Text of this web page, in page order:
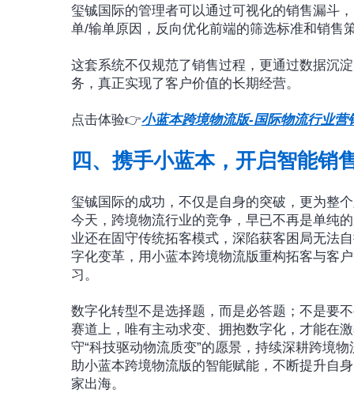
玺铖国际的管理者可以通过可视化的销售漏斗
单/输单原因，反向优化前端的筛选标准和销售
这套系统不仅规范了销售过程，更通过数据沉
务，真正实现了客户价值的长期经营。
点击体验👉小蓝本跨境物流版-国际物流行业营
四、携手小蓝本，开启智能销
玺铖国际的成功，不仅是自身的突破，更为整
今天，跨境物流行业的竞争，早已不再是单纯
业还在固守传统拓客模式，深陷获客困局无法
字化变革，用小蓝本跨境物流版重构拓客与客
习。
数字化转型不是选择题，而是必答题；不是要
赛道上，唯有主动求变、拥抱数字化，才能在
守“科技驱动物流质变”的愿景，持续深耕跨境
助小蓝本跨境物流版的智能赋能，不断提升自
家出海。